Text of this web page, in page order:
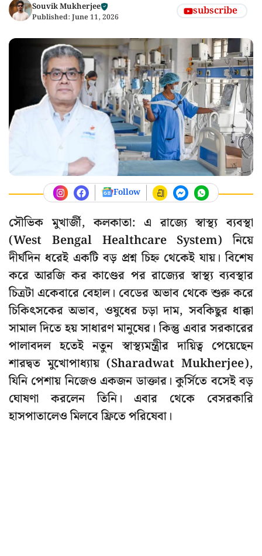
Souvik Mukherjee
Published: June 11, 2026 subscribe
Follow
সৌভিক মুখার্জী, কলকাতা: এ রাজ্যে স্বাস্থ্য ব্যবস্থা
(West Bengal Healthcare System) নিয়ে
দীর্ঘদিন ধরেই একটি বড় প্রশ্ন চিহ্ন থেকেই যায়। বিশেষ
করে আরজি কর কাণ্ডের পর রাজ্যের স্বাস্থ্য ব্যবস্থার
চিত্রটা একেবারে বেহাল। বেডের অভাব থেকে শুরু করে
চিকিৎসকের অভাব, ওষুধের চড়া দাম, সবকিছুর ধাক্কা
সামাল দিতে হয় সাধারণ মানুষের। কিন্তু এবার সরকারের
পালাবদল হতেই নতুন স্বাস্থ্যমন্ত্রীর দায়িত্ব পেয়েছেন
শারদ্বত মুখোপাধ্যায় (Sharadwat Mukherjee),
যিনি পেশায় নিজেও একজন ডাক্তার। কুর্সিতে বসেই বড়
ঘোষণা করলেন তিনি। এবার থেকে বেসরকারি
হাসপাতালেও মিলবে ফ্রিতে পরিষেবা।